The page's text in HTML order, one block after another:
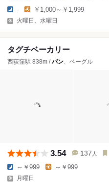
- ￥1,000～￥1,999
火曜日、水曜日
タグチベーカリー
西荻窪駅 838m /パン、ベーグル
3.54 137 人
～￥999 ～￥999
月曜日